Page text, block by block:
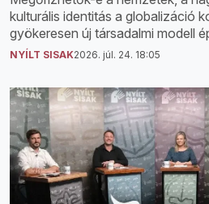
kulturális identitás a globalizáció
gyökeresen új társadalmi modell
NYÍLT SISAK2026. júl. 24. 18:05